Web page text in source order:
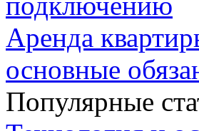
Аренда
основные
Популярные